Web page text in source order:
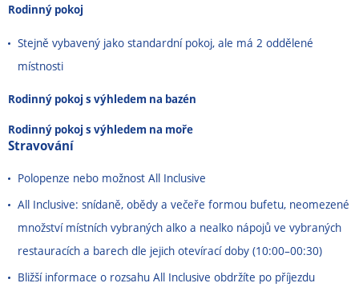
Rodinný pokoj
Stejně vybavený jako standardní pokoj, ale má 2 oddělené
místnosti
Rodinný pokoj s výhledem na bazén
Rodinný pokoj s výhledem na moře
Stravování
Polopenze nebo možnost All Inclusive
All Inclusive: snídaně, obědy a večeře formou bufetu, neomezené
množství místních vybraných alko a nealko nápojů ve vybraných
restauracích a barech dle jejich otevírací doby (10:00–00:30)
Bližší informace o rozsahu All Inclusive obdržíte po příjezdu